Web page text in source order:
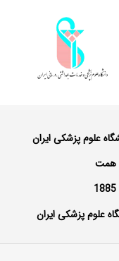
علوم پزشکی ایران
همت
علوم پزشکی ایران